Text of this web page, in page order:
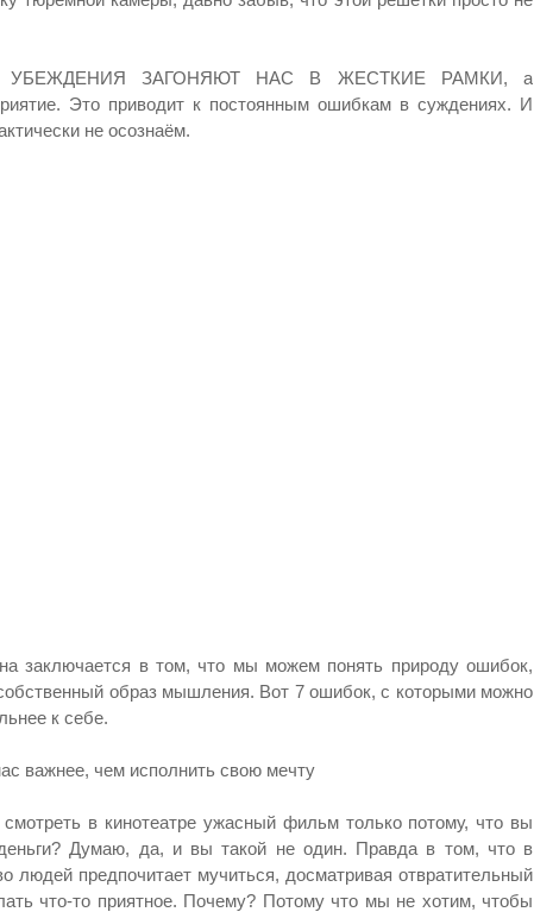
ЗАГОНЯЮТ НАС В ЖЕСТКИЕ РАМКИ, а
Это приводит к постоянным ошибкам в суждениях. И
не осознаём.
заключается в том, что мы можем понять природу ошибок,
образ мышления. Вот 7 ошибок, с которыми можно
к себе.
важнее, чем исполнить свою мечту
в кинотеатре ужасный фильм только потому, что вы
Думаю, да, и вы такой не один. Правда в том, что в
людей предпочитает мучиться, досматривая отвратительный
что-то приятное. Почему? Потому что мы не хотим, чтобы